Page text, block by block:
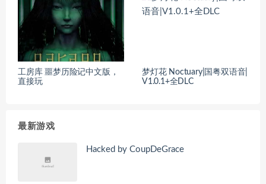
工房库 噩梦历险记中文版，
直接玩
梦灯花 Noctuary|国粤双语音|
V1.0.1+全DLC
最新游戏
Hacked by CoupDeGrace